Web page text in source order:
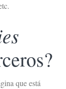
que está